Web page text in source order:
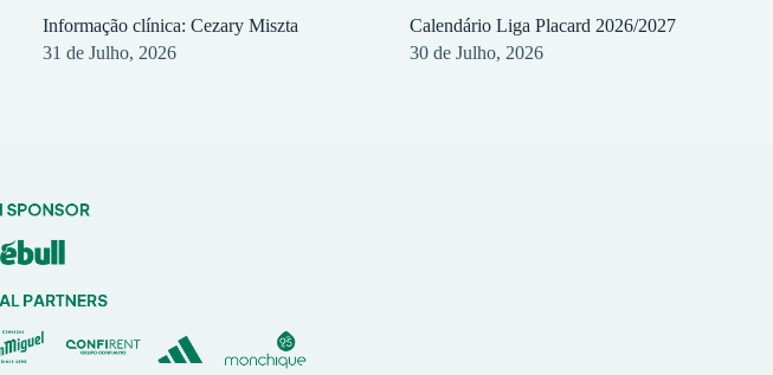
Informação clínica: Cezary Miszta
31 de Julho, 2026
Calendário Liga Placard 2026/2027
30 de Julho, 2026